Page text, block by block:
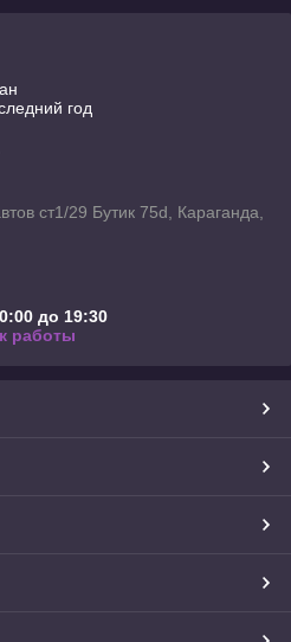
год
ст1/29 Бутик 75d, Караганда,
до 19:30
работы